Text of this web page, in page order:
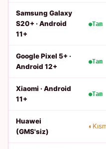
Samsung Galaxy
S20+ · Android
11+
Tam
Google Pixel 5+ ·
Android 12+
Tam
Xiaomi · Android
11+
Tam
Huawei
(GMS'siz)